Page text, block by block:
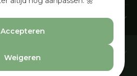
Accepteren
Weigeren